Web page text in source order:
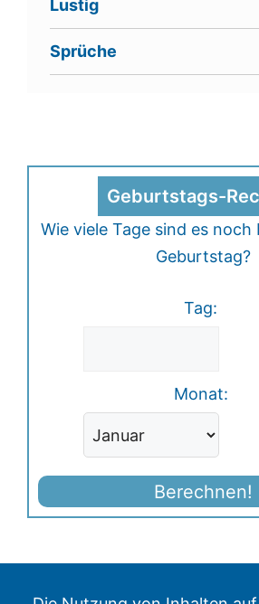
Lustig
Sprüche
Geburtstags-
Wie viele Tage sind es noch
Geburtstag?
Tag:
Monat:
Berechnen!